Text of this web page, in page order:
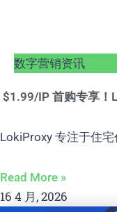
数字营销资讯
$1.99/IP 首购专享！
LokiProxy 专注于住
Read More »
16 4 月, 2026